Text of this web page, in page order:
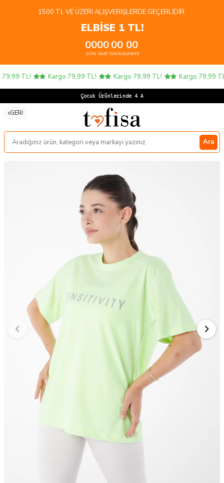
1500 TL VE ÜZERI ALIŞVERIŞLERDE GEÇERLIDIR.
ELBİSE 1 TL!
00
GÜN
00
SAAT
00
DAKIKA
00
SANIYE
TL! Kargo 79,99 TL! Kargo 79,99 TL! Kargo 79,99 TL!
Çocuk Ürünlerinde 4 AL
GERI
Ara